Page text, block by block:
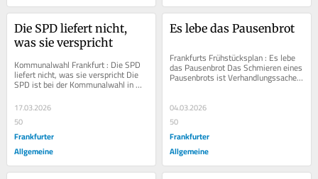
Die SPD liefert nicht,
was sie verspricht
Kommunalwahl Frankfurt : Die SPD
liefert nicht, was sie verspricht Die
SPD ist bei der Kommunalwahl in
17.03.2026
50
Frankfurter
Allgemeine
Es lebe das Pausenbrot
Frankfurts Frühstücksplan : Es lebe
das Pausenbrot Das Schmieren eines
Pausenbrots ist Verhandlungssache.
Dass diese Kulturtechnik durch das...
04.03.2026
50
Frankfurter
Allgemeine